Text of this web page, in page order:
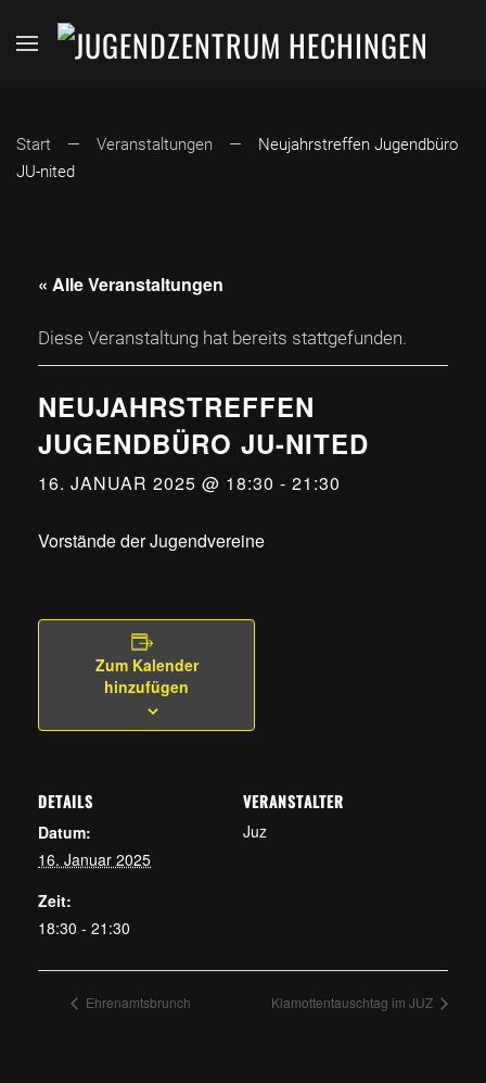
Start Veranstaltungen
Neujahrstreffen Jugendbüro
JU-nited
« Alle Veranstaltungen
Diese Veranstaltung hat bereits stattgefunden.
NEUJAHRSTREFFEN
JUGENDBÜRO JU-NITED
16. JANUAR 2025 @ 18:30 - 21:30
Vorstände der Jugendvereine
Zum Kalender
hinzufügen
DETAILS
Datum:
16. Januar 2025
Zeit:
18:30 - 21:30
VERANSTALTER
Juz
Ehrenamtsbrunch Klamottentauschtag im JUZ